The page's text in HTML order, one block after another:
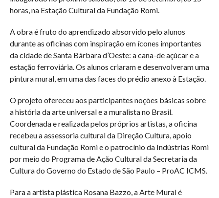
horas, na Estação Cultural da Fundação Romi.
A obra é fruto do aprendizado absorvido pelo alunos
durante as oficinas com inspiração em ícones importantes
da cidade de Santa Bárbara d’Oeste: a cana-de açúcar e a
estação ferroviária. Os alunos criaram e desenvolveram uma
pintura mural, em uma das faces do prédio anexo à Estação.
O projeto ofereceu aos participantes noções básicas sobre
a história da arte universal e a muralista no Brasil.
Coordenada e realizada pelos próprios artistas, a oficina
recebeu a assessoria cultural da Direção Cultura, apoio
cultural da Fundação Romi e o patrocínio da Indústrias Romi
por meio do Programa de Ação Cultural da Secretaria da
Cultura do Governo do Estado de São Paulo – ProAC ICMS.
Para a artista plástica Rosana Bazzo, a Arte Mural é